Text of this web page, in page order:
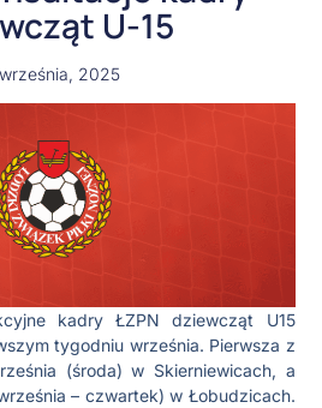
U-15
2025
kadry ŁZPN dziewcząt U15
tygodniu września. Pierwsza z
(środa) w Skierniewicach, a
– czwartek) w Łobudzicach.